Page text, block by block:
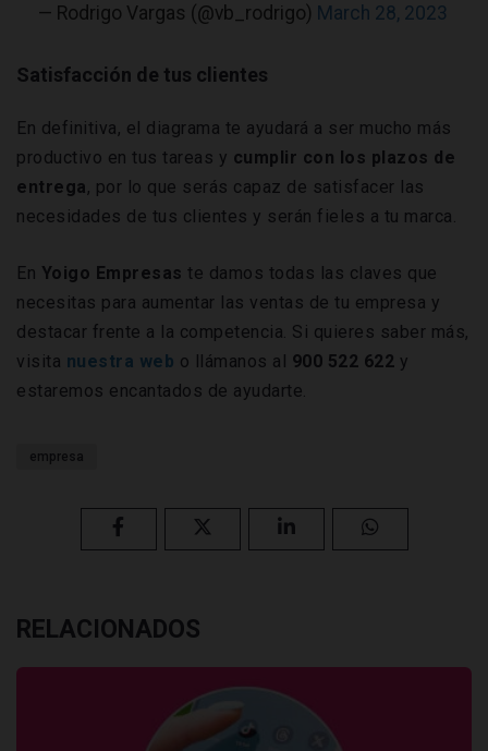
— Rodrigo Vargas (@vb_rodrigo) March 28, 2023
Satisfacción de tus clientes
En definitiva, el diagrama te ayudará a ser mucho más
productivo en tus tareas y cumplir con los plazos de
entrega, por lo que serás capaz de satisfacer las
necesidades de tus clientes y serán fieles a tu marca.
En Yoigo Empresas te damos todas las claves que
necesitas para aumentar las ventas de tu empresa y
destacar frente a la competencia. Si quieres saber más,
visita nuestra web o llámanos al 900 522 622 y
estaremos encantados de ayudarte.
empresa
RELACIONADOS